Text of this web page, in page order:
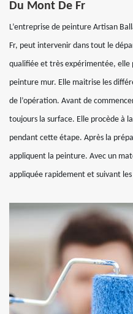
Du Mont De Fr
L’entreprise de peinture Artisan
Fr, peut intervenir dans tout le
qualifiée et très expérimentée, elle
peinture mur. Elle maitrise les
de l’opération. Avant de
toujours la surface. Elle procède à
pendant cette étape. Après la
appliquent la peinture. Avec un
appliquée rapidement et suivant